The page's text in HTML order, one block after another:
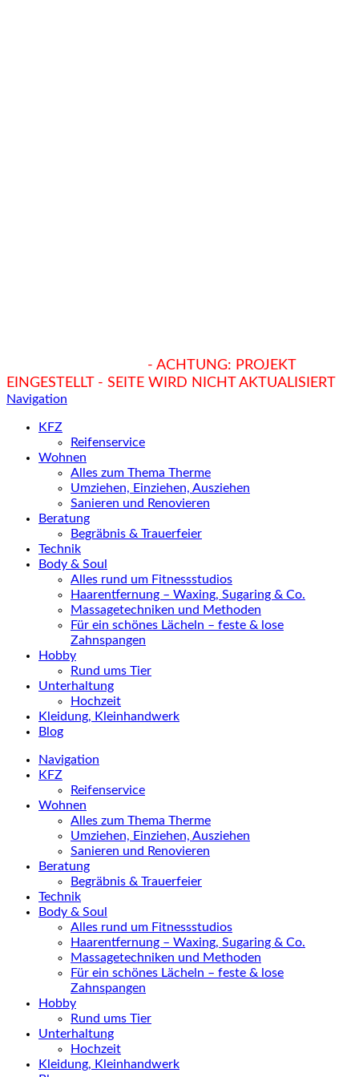
- ACHTUNG: PROJEKT
EINGESTELLT - SEITE WIRD NICHT AKTUALISIERT
Navigation
KFZ
Reifenservice
Wohnen
Alles zum Thema Therme
Umziehen, Einziehen, Ausziehen
Sanieren und Renovieren
Beratung
Begräbnis & Trauerfeier
Technik
Body & Soul
Alles rund um Fitnessstudios
Haarentfernung – Waxing, Sugaring & Co.
Massagetechniken und Methoden
Für ein schönes Lächeln – feste & lose
Zahnspangen
Hobby
Rund ums Tier
Unterhaltung
Hochzeit
Kleidung, Kleinhandwerk
Blog
Navigation
KFZ
Reifenservice
Wohnen
Alles zum Thema Therme
Umziehen, Einziehen, Ausziehen
Sanieren und Renovieren
Beratung
Begräbnis & Trauerfeier
Technik
Body & Soul
Alles rund um Fitnessstudios
Haarentfernung – Waxing, Sugaring & Co.
Massagetechniken und Methoden
Für ein schönes Lächeln – feste & lose
Zahnspangen
Hobby
Rund ums Tier
Unterhaltung
Hochzeit
Kleidung, Kleinhandwerk